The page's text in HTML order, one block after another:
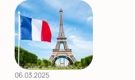
06.03.2025